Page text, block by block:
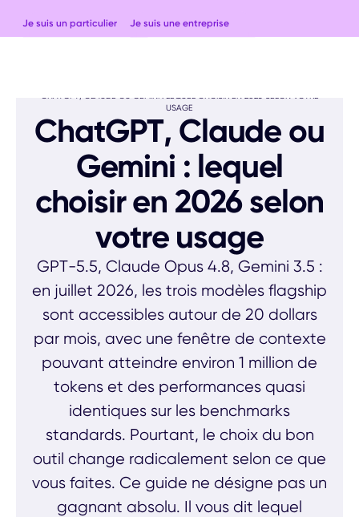
Je suis un particulier Je suis une entreprise
USAGE
ChatGPT, Claude ou
Gemini : lequel
choisir en 2026 selon
votre usage
GPT-5.5, Claude Opus 4.8, Gemini 3.5 :
en juillet 2026, les trois modèles flagship
sont accessibles autour de 20 dollars
par mois, avec une fenêtre de contexte
pouvant atteindre environ 1 million de
tokens et des performances quasi
identiques sur les benchmarks
standards. Pourtant, le choix du bon
outil change radicalement selon ce que
vous faites. Ce guide ne désigne pas un
gagnant absolu. Il vous dit lequel